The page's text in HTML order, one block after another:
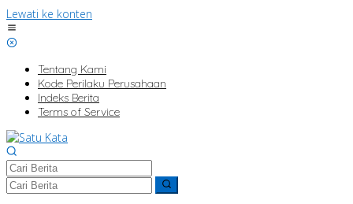
Lewati ke konten
Tentang Kami
Kode Perilaku Perusahaan
Indeks Berita
Terms of Service